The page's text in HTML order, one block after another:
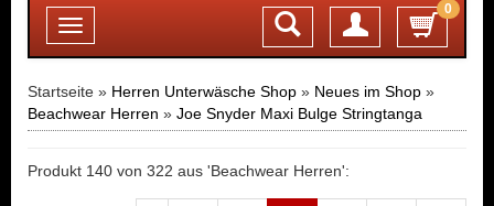
Toggle
navigation
0
Login
Startseite » Herren Unterwäsche Shop » Neues im Shop »
Beachwear Herren » Joe Snyder Maxi Bulge Stringtanga
Produkt 140 von 322 aus 'Beachwear Herren':